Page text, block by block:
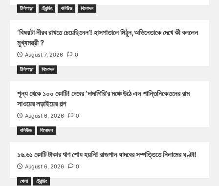
টলিপাড়া ট্রেন্ডিং বলিউড বিনোদন
‘বিষয়টা নীরব রাখতে চেয়েছিলেন’! হাসপাতালে মিঠুন,অভিনেতাকে দেখে কী বললেন
মুখ্যমন্ত্রী ?
August 7, 2026 0
টলিপাড়া বিনোদন
শূন্য থেকে ১০০ কোটি! দেবের ‘দাদাগিরি’র মঞ্চে উঠে এল শান্তিনিকেতনের রাম
সাওয়ের লড়াইয়ের গল্প
August 6, 2026 0
বলিউড বিনোদন
১৬.৬১ কোটি টাকার ঋণ শোধ হয়নি! রাজপাল যাদবের সম্পত্তিতে নিলামের ঘণ্টা!
August 6, 2026 0
খেলা ট্রেন্ডিং